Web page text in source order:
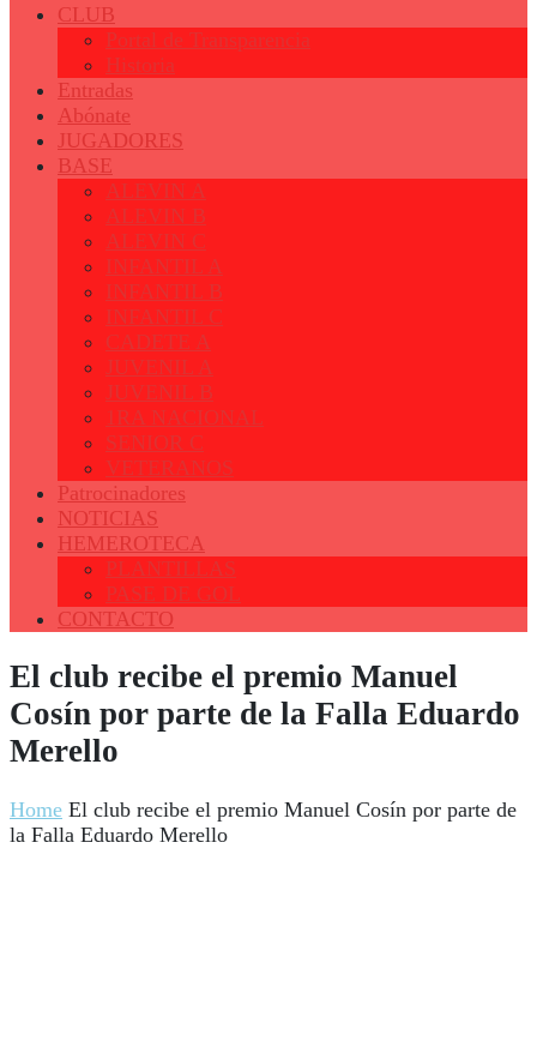
CLUB
Portal de Transparencia
Historia
Entradas
Abónate
JUGADORES
BASE
ALEVIN A
ALEVIN B
ALEVIN C
INFANTIL A
INFANTIL B
INFANTIL C
CADETE A
JUVENIL A
JUVENIL B
1RA NACIONAL
SENIOR C
VETERANOS
Patrocinadores
NOTICIAS
HEMEROTECA
PLANTILLAS
PASE DE GOL
CONTACTO
El club recibe el premio Manuel
Cosín por parte de la Falla Eduardo
Merello
Home El club recibe el premio Manuel Cosín por parte de
la Falla Eduardo Merello